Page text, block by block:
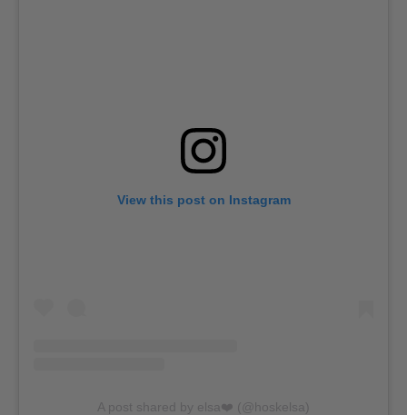
View this post on Instagram
A post shared by elsa❤️ (@hoskelsa)